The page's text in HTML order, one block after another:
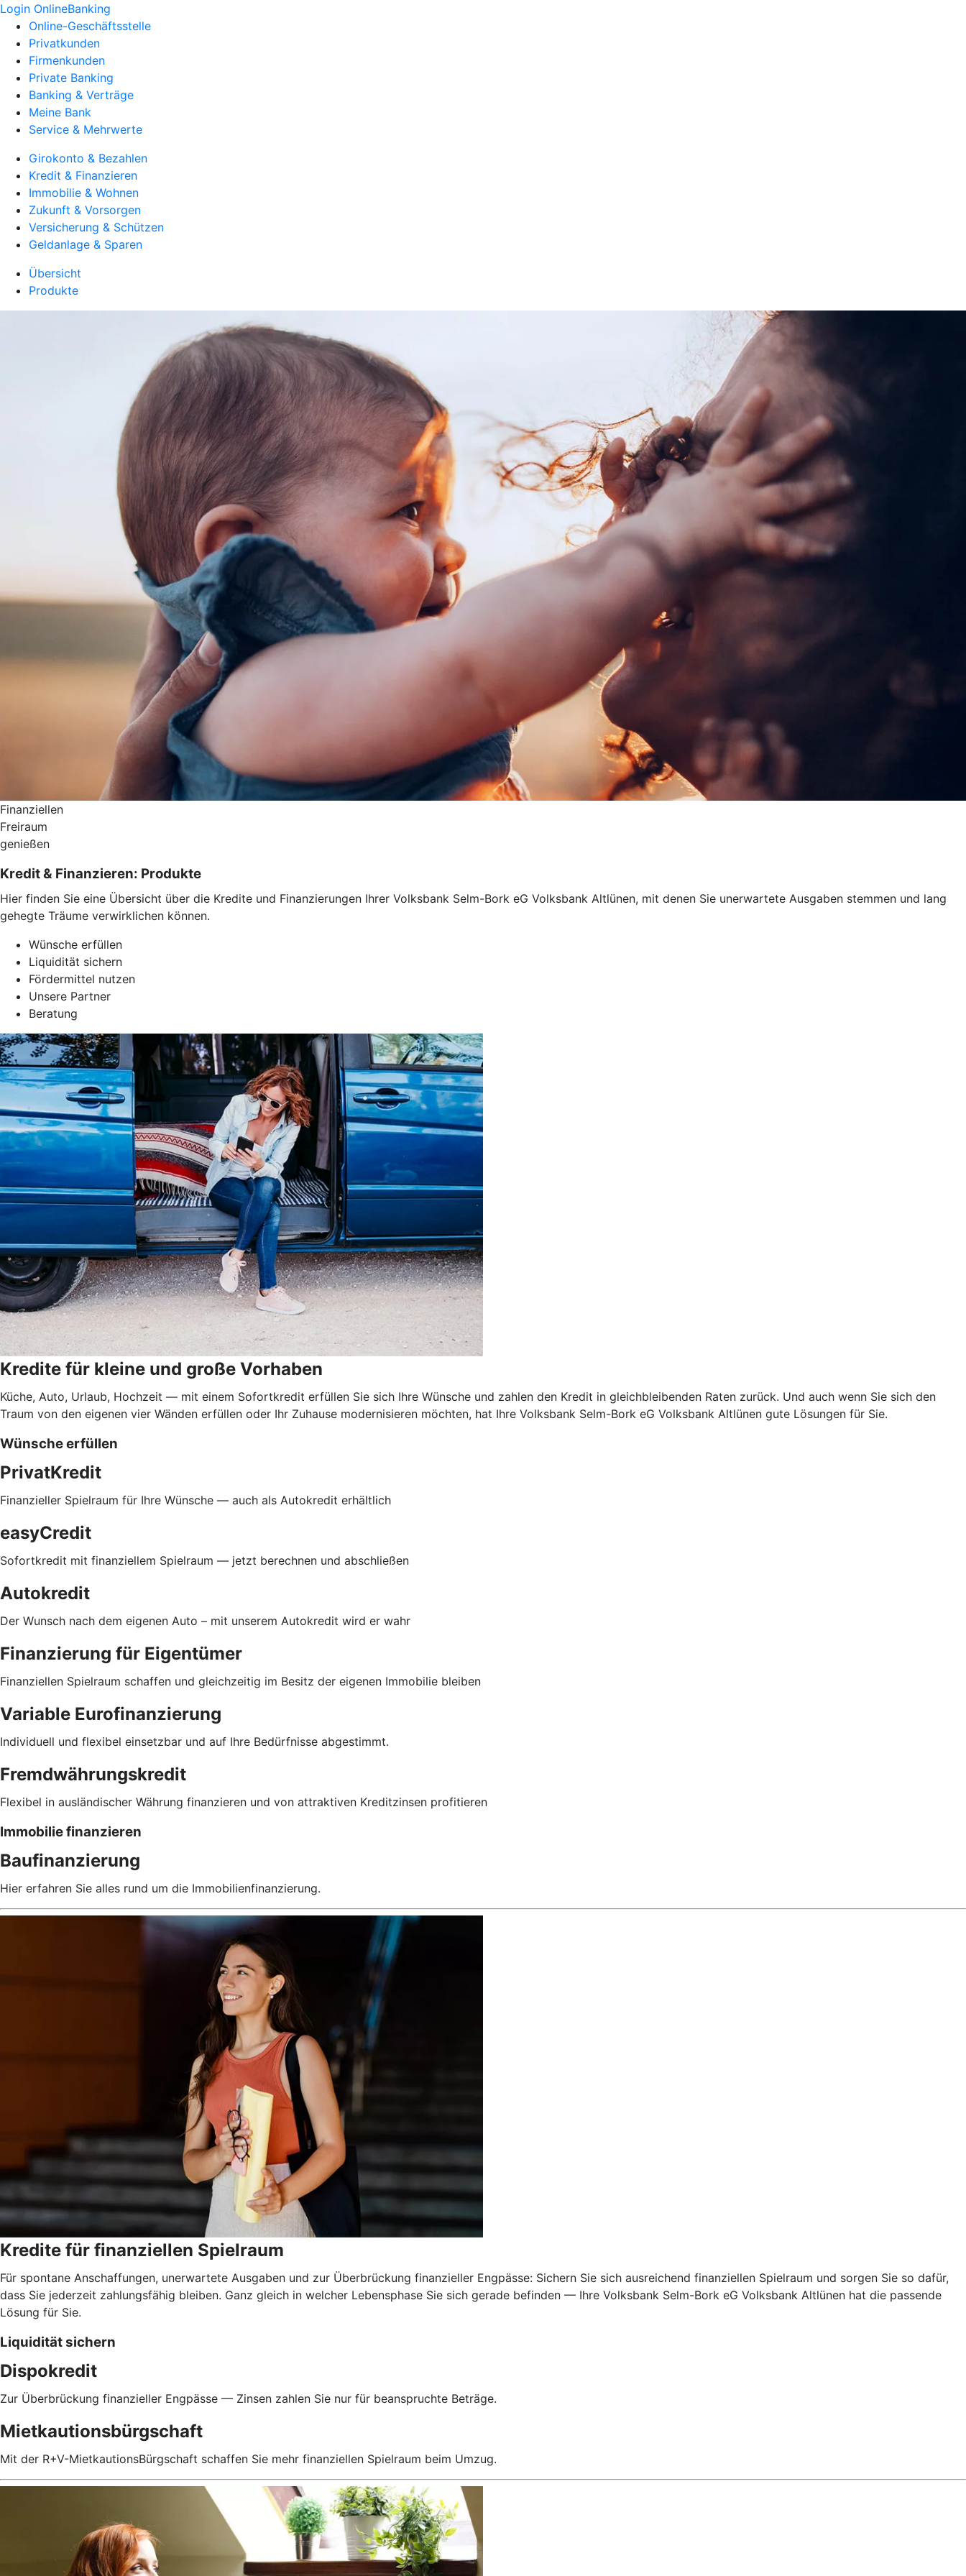
Login OnlineBanking
Online-Geschäftsstelle
Privatkunden
Firmenkunden
Private Banking
Banking & Verträge
Meine Bank
Service & Mehrwerte
Girokonto & Bezahlen
Kredit & Finanzieren
Immobilie & Wohnen
Zukunft & Vorsorgen
Versicherung & Schützen
Geldanlage & Sparen
Übersicht
Produkte
Finanziellen
Freiraum
genießen
Kredit & Finanzieren: Produkte
Hier finden Sie eine Übersicht über die Kredite und Finanzierungen Ihrer Volksbank Selm-Bork eG Volksbank Altlünen, mit denen Sie unerwartete Ausgaben stemmen und lang
gehegte Träume verwirklichen können.
Wünsche erfüllen
Liquidität sichern
Fördermittel nutzen
Unsere Partner
Beratung
Kredite für kleine und große Vorhaben
Küche, Auto, Urlaub, Hochzeit — mit einem Sofortkredit erfüllen Sie sich Ihre Wünsche und zahlen den Kredit in gleichbleibenden Raten zurück. Und auch wenn Sie sich den
Traum von den eigenen vier Wänden erfüllen oder Ihr Zuhause modernisieren möchten, hat Ihre Volksbank Selm-Bork eG Volksbank Altlünen gute Lösungen für Sie.
Wünsche erfüllen
PrivatKredit
Finanzieller Spielraum für Ihre Wünsche — auch als Autokredit erhältlich
easyCredit
Sofortkredit mit finanziellem Spielraum — jetzt berechnen und abschließen
Autokredit
Der Wunsch nach dem eigenen Auto – mit unserem Autokredit wird er wahr
Finanzierung für Eigentümer
Finanziellen Spielraum schaffen und gleichzeitig im Besitz der eigenen Immobilie bleiben
Variable Eurofinanzierung
Individuell und flexibel einsetzbar und auf Ihre Bedürfnisse abgestimmt.
Fremdwährungskredit
Flexibel in ausländischer Währung finanzieren und von attraktiven Kreditzinsen profitieren
Immobilie finanzieren
Baufinanzierung
Hier erfahren Sie alles rund um die Immobilienfinanzierung.
Kredite für finanziellen Spielraum
Für spontane Anschaffungen, unerwartete Ausgaben und zur Überbrückung finanzieller Engpässe: Sichern Sie sich ausreichend finanziellen Spielraum und sorgen Sie so dafür,
dass Sie jederzeit zahlungsfähig bleiben. Ganz gleich in welcher Lebensphase Sie sich gerade befinden — Ihre Volksbank Selm-Bork eG Volksbank Altlünen hat die passende
Lösung für Sie.
Liquidität sichern
Dispokredit
Zur Überbrückung finanzieller Engpässe — Zinsen zahlen Sie nur für beanspruchte Beträge.
Mietkautionsbürgschaft
Mit der R+V-MietkautionsBürgschaft schaffen Sie mehr finanziellen Spielraum beim Umzug.